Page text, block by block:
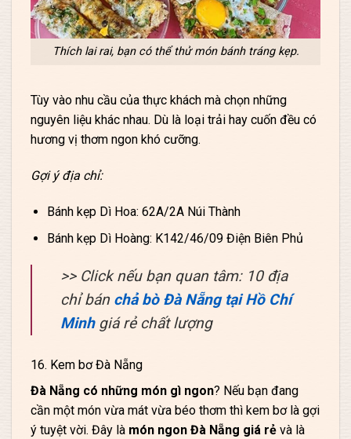
Thích lai rai, bạn có thể thử món bánh tráng kẹp.
Tùy vào nhu cầu của thực khách mà chọn những
nguyên liệu khác nhau. Dù là loại trải hay cuốn đều có
hương vị thơm ngon khó cưỡng.
Gợi ý địa chỉ:
Bánh kẹp Dì Hoa: 62A/2A Núi Thành
Bánh kẹp Dì Hoàng: K142/46/09 Điện Biên Phủ
>> Click nếu bạn quan tâm: 10 địa
chỉ bán chả bò Đà Nẵng tại Hồ Chí
Minhgiá rẻ chất lượng
16. Kem bơ Đà Nẵng
Đà Nẵng có những món gì ngon? Nếu bạn đang
cần một món vừa mát vừa béo thơm thì kem bơ là gợi
ý tuyệt vời. Đây là món ngon Đà Nẵng giá rẻ và là